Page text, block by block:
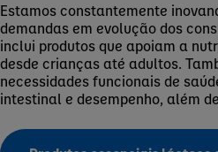
Estamos constantemente
demandas em evolução dos
inclui produtos que apoiam a
desde crianças até adultos.
necessidades funcionais de
intestinal e desempenho, além